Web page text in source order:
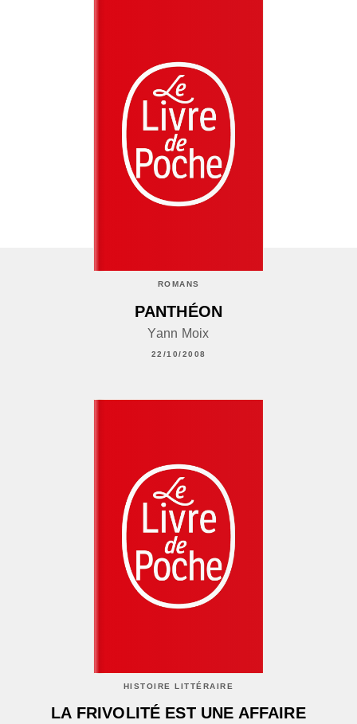
ROMANS
PANTHÉON
Yann Moix
22/10/2008
HISTOIRE LITTÉRAIRE
LA FRIVOLITÉ EST UNE AFFAIRE